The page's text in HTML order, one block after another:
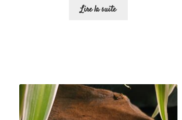
Lire la suite